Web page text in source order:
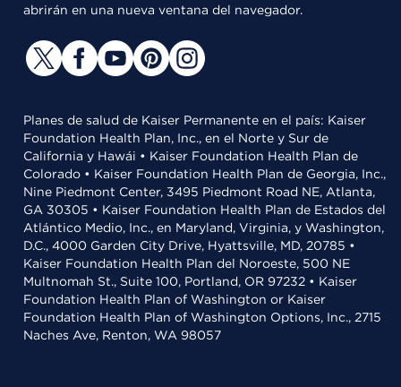
abrirán en una nueva ventana del navegador.
Planes de salud de Kaiser Permanente en el país: Kaiser
Foundation Health Plan, Inc., en el Norte y Sur de
California y Hawái • Kaiser Foundation Health Plan de
Colorado • Kaiser Foundation Health Plan de Georgia, Inc.,
Nine Piedmont Center, 3495 Piedmont Road NE, Atlanta,
GA 30305 • Kaiser Foundation Health Plan de Estados del
Atlántico Medio, Inc., en Maryland, Virginia, y Washington,
D.C., 4000 Garden City Drive, Hyattsville, MD, 20785 •
Kaiser Foundation Health Plan del Noroeste, 500 NE
Multnomah St., Suite 100, Portland, OR 97232 • Kaiser
Foundation Health Plan of Washington or Kaiser
Foundation Health Plan of Washington Options, Inc., 2715
Naches Ave, Renton, WA 98057